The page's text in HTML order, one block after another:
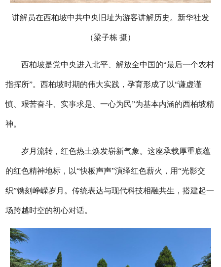
讲解员在西柏坡中共中央旧址为游客讲解历史。新华社发
（梁子栋 摄）
西柏坡是党中央进入北平、解放全中国的“最后一个农村
指挥所”。西柏坡时期的伟大实践，孕育形成了以“谦虚谨
慎、艰苦奋斗、实事求是、一心为民”为基本内涵的西柏坡精
神。
岁月流转，红色热土焕发崭新气象。这座承载厚重底蕴
的红色精神地标，以“快板声声”演绎红色薪火，用“光影交
织”镌刻峥嵘岁月。传统表达与现代科技相融共生，搭建起一
场跨越时空的初心对话。